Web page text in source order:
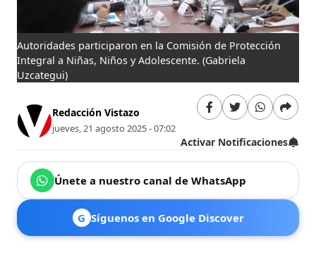
Autoridades participaron en la Comisión de Protección
Integral a Niñas, Niños y Adolescente. (Gabriela
Uzcategui)
Redacción Vistazo
jueves, 21 agosto 2025 - 07:02
Activar Notificaciones
Únete a nuestro canal de WhatsApp
G Síguenos en Google Discover